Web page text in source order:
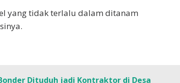
yang tidak terlalu dalam ditanam
Dituduh jadi Kontraktor di Desa